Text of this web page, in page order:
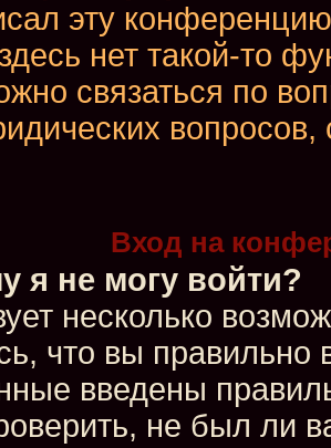
эту
нет такой-то
связаться по
Вход на
я не могу войти?
несколько
что вы правильно
введены
не был ли